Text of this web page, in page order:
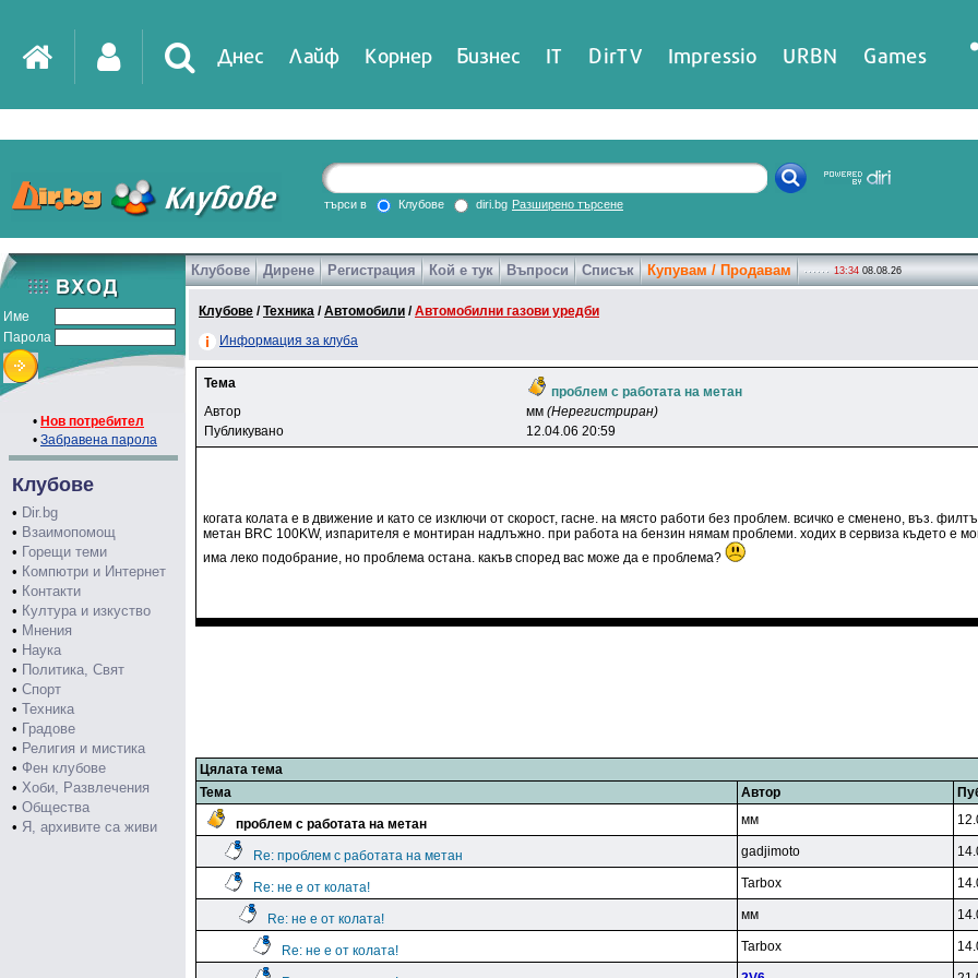
Днес Лайф Корнер Бизнес IT DirTV Impressio URBN Games
търси в Клубове diri.bg Разширено търсене
Име
Парола
• Нов потребител
• Забравена парола
Клубове
• Dir.bg
• Взаимопомощ
• Горещи теми
• Компютри и Интернет
• Контакти
• Култура и изкуство
• Мнения
• Наука
• Политика, Свят
• Спорт
• Техника
• Градове
• Религия и мистика
• Фен клубове
• Хоби, Развлечения
• Общества
• Я, архивите са живи
Клубове Дирене Регистрация Кой е тук Въпроси Списък Купувам / Продавам 13:34 08.08.26
Клубове /Техника /Автомобили /Автомобилни газови уредби
Информация за клуба
Тема
проблем с работата на метан
Автор
мм (Нерегистриран)
Публикувано
12.04.06 20:59
когата колата е в движение и като се изключи от скорост, гасне. на място работи без проблем. всичко е сменено, въз.
метан BRC 100KW, изпарителя е монтиран надлъжно. при работа на бензин нямам проблеми. ходих в сервиза където е
има леко подобрание, но проблема остана. какъв според вас може да е проблема?
Цялата тема
Тема
Автор
проблем с работата на метан мм
Re: проблем с работата на метан gadjimoto
Re: не е от колата! Tarbox
Re: не е от колата! мм
Re: не е от колата! Tarbox